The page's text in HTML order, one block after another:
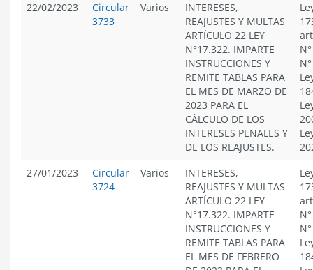
22/02/2023
Circular
3733
Varios
INTERESES,
REAJUSTES Y MULTAS
ARTÍCULO 22 LEY
N°17.322. IMPARTE
INSTRUCCIONES Y
REMITE TABLAS PARA
EL MES DE MARZO DE
2023 PARA EL
CÁLCULO DE LOS
INTERESES PENALES Y
DE LOS REAJUSTES.
27/01/2023
Circular
3724
Varios
INTERESES,
REAJUSTES Y MULTAS
ARTÍCULO 22 LEY
N°17.322. IMPARTE
INSTRUCCIONES Y
REMITE TABLAS PARA
EL MES DE FEBRERO